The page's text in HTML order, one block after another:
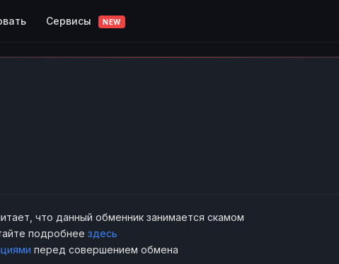
Сервисы NEW
что данный обменник занимается скамом
подробнее здесь
перед совершением обмена